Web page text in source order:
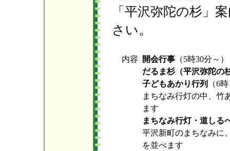
「平沢弥陀の杉」
さい。
内容 開会行事 （5時30分～）
だるま杉（平沢弥陀の
子どもあかり行列
（6
まちなみ行灯の中、竹
ます
まちなみ行灯・道しる
平沢新町のまちなみに
を並べます